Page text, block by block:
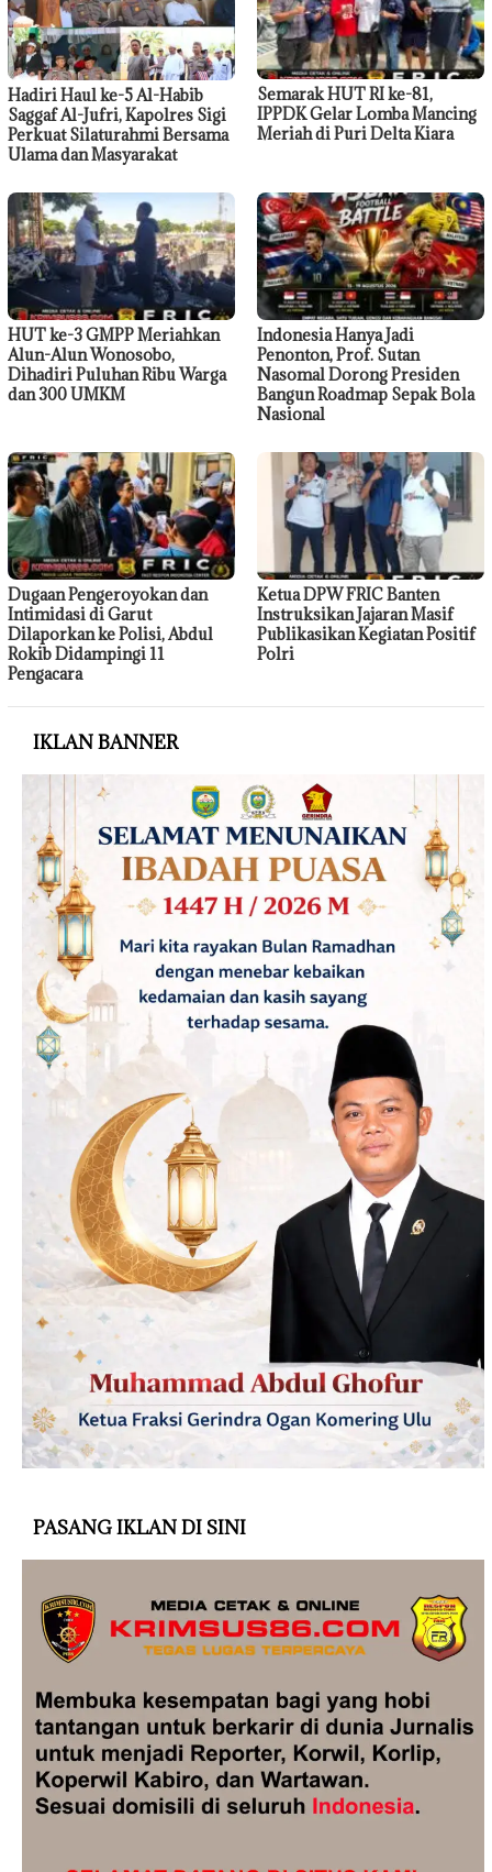
Hadiri Haul ke-5 Al-Habib
Saggaf Al-Jufri, Kapolres Sigi
Perkuat Silaturahmi Bersama
Ulama dan Masyarakat
Semarak HUT RI ke-81,
IPPDK Gelar Lomba Mancing
Meriah di Puri Delta Kiara
HUT ke-3 GMPP Meriahkan
Alun-Alun Wonosobo,
Dihadiri Puluhan Ribu Warga
dan 300 UMKM
Indonesia Hanya Jadi
Penonton, Prof. Sutan
Nasomal Dorong Presiden
Bangun Roadmap Sepak Bola
Nasional
Dugaan Pengeroyokan dan
Intimidasi di Garut
Dilaporkan ke Polisi, Abdul
Rokib Didampingi 11
Pengacara
Ketua DPW FRIC Banten
Instruksikan Jajaran Masif
Publikasikan Kegiatan Positif
Polri
IKLAN BANNER
PASANG IKLAN DI SINI